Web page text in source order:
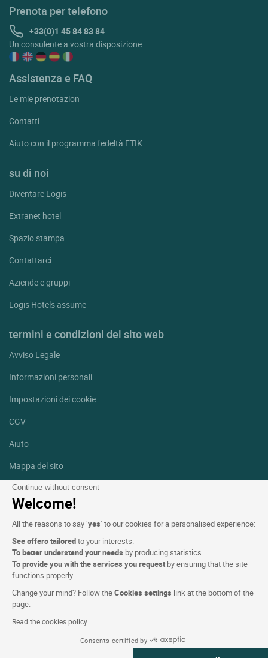
Continue without consent
Welcome!
All the reasons to say ‘yes’ to our cookies for a personalised experience:
See offers tailoredto your interests.
To better understand your needs by producing statistics.
To provide you with the services you request by ensuring that the site
functions properly.
Change your mind? Follow theCookies settings link at the bottom of the
page.
Read the cookies policy
Consents certified by
Prenota per telefono
+33(0)1 45 84 83 84
Un consulente a vostra disposizione
Assistenza e FAQ
Le mie prenotazion
Contatti
Aiuto con il programma fedeltà ETIK
su di noi
Diventare Logis
Extranet hotel
Spazio stampa
Contattarci
Aziende e gruppi
Logis Hotels assume
termini e condizioni del sito web
Avviso Legale
Informazioni personali
Impostazioni dei cookie
CGV
Aiuto
Mappa del sito
Crediti fotografici
Facebook
Instagram
Linkedin
bySIWAY